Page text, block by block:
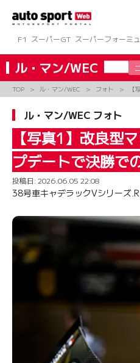
ツ
へ
ス
キ
ッ
F1
スーパーGT スーパーフォーミ
ル・マン/WEC
TOP ル・マン/WEC フォト
ル・マン/WEC フォト
【写真1】改良型
プデートで決勝で
投稿日: 2026.06.05 22:08
38号車キャデラックVシリーズ